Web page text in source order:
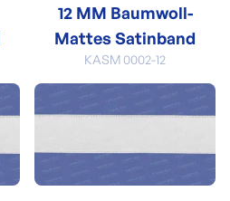
12 MM Baumwoll-
Mattes Satinband
KASM 0002-12